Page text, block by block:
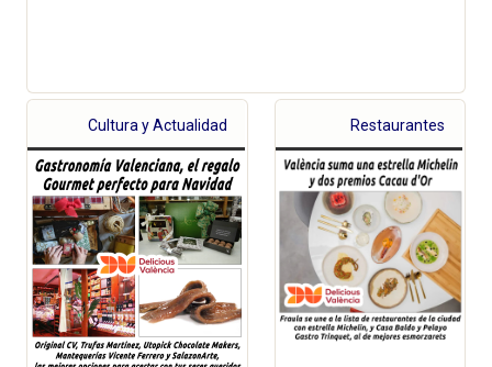
Cultura y Actualidad Restaurantes